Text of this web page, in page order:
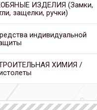
ИЗДЕЛИЯ (Замки,
защелки, ручки)
индивидуальной
ХИМИЯ /